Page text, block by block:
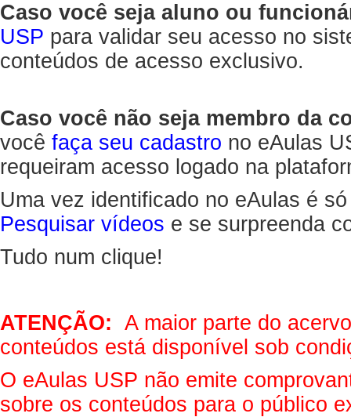
Caso você seja aluno ou
USP para validar seu acesso no
conteúdos de acesso exclusivo.
Caso você não seja membro da
você faça seu cadastro no eAulas
requeiram acesso logado na
Uma vez identificado no eAulas é
Pesquisar vídeos e se surpreenda
Tudo num clique!
ATENÇÃO: A maior parte do
conteúdos está disponível sob
O eAulas USP não emite
sobre os conteúdos para o público